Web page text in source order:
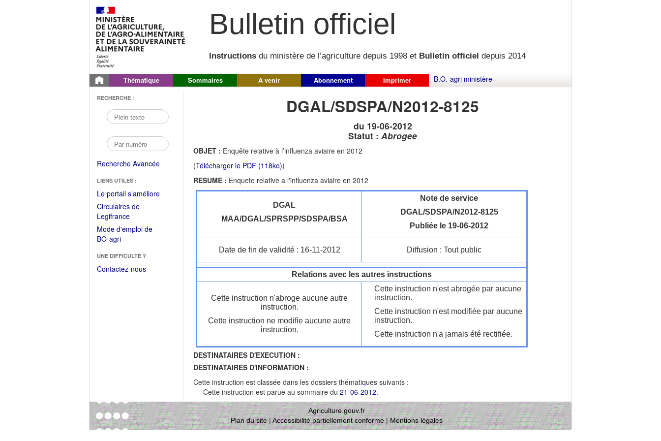
Bulletin officiel
Instructions du ministère de l’agriculture depuis 1998 et Bulletin officiel depuis 2014
Thématique Sommaires A venir Abonnement Imprimer B.O.-agri ministère
RECHERCHE :
Recherche Avancée
LIENS UTILES :
Le portail s'améliore(Fichier
Circulaires de
Legifrance(Ouvrir
dans
une
fenêtre)
Mode d'emploi de
BO-agri(Ouvrir
une
nouvelle
UNE DIFFICULTÉ ?
Contactez-nous
DGAL/SDSPA/N2012-8125
du 19-06-2012
Statut : Abrogee
OBJET : Enquête relative à l’influenza aviaire en 2012
(Télécharger le PDF (118ko))
RESUME : Enquete relative a l'influenza aviaire en 2012
DGAL
MAA/DGAL/SPRSPP/SDSPA/BSA
Note de service
DGAL/SDSPA/N2012-8125
Publiée le 19-06-2012
Date de fin de validité : 16-11-2012 Diffusion : Tout public
Relations avec les autres instructions
Cette instruction n'abroge aucune autre
instruction.
Cette instruction ne modifie aucune autre
instruction.
Cette instruction n'est abrogée par aucune
instruction.
Cette instruction n'est modifiée par aucune
instruction.
Cette instruction n'a jamais été rectifiée.
DESTINATAIRES D'EXECUTION :
DESTINATAIRES D'INFORMATION :
Cette instruction est classée dans les dossiers thématiques suivants :
Cette instruction est parue au sommaire du 21-06-2012.
Agriculture.gouv.fr
Plan du site|Accessibilité partiellement conforme|Mentions légales